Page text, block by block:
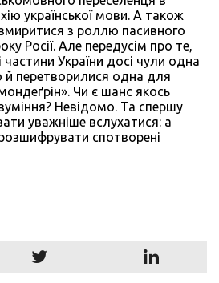
української мови. А також
з роллю пасивного
Росії. Але передусім про те,
частини України досі чули одна
й перетворилися одна для
Чи є шанс якось
Невідомо. Та спершу
уважніше вслухатися: а
спотворені